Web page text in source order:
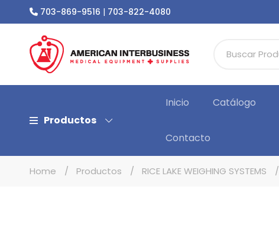
703-869-9516 | 703-822-4080
Productos
Inicio Catálogo
Contacto
Home Productos RICE LAKE WEIGHING SYSTEMS